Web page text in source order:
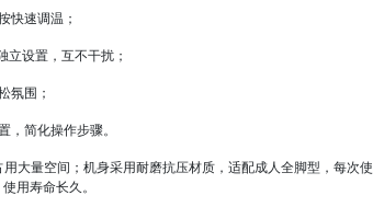
快速调温；
立设置，互不干扰；
氛围；
简化操作步骤。
大量空间；机身采用耐磨抗压材质，适配成人全脚型，每次使
用寿命长久。